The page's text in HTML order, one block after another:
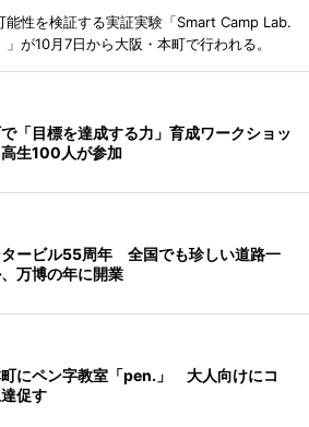
能性を検証する実証実験「Smart Camp Lab.
」が10月7日から大阪・本町で行われる。
「目標を達成する力」育成ワークショッ
生100人が参加
ービル55周年 全国でも珍しい道路一
万博の年に開業
にペン字教室「pen.」 大人向けにコ
促す